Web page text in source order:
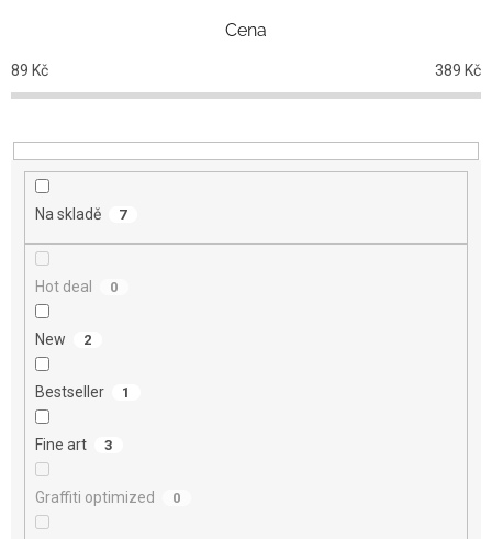
p
r
o
u
Cena
89 Kč 389 Kč
Na skladě 7
Hot deal 0
New 2
Bestseller 1
Fine art 3
Graffiti optimized 0